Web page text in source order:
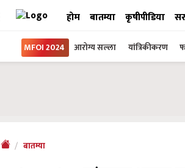
होम बातम्या कृषीपीडिया
MFOI 2024 आरोग्य सल्ला यांत्रिकीकरण
बातम्या